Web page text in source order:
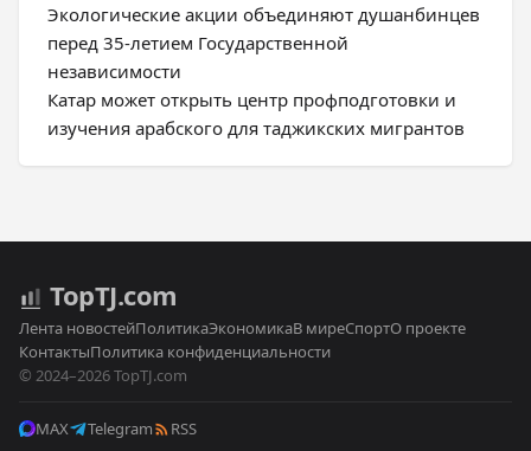
Экологические акции объединяют душанбинцев
перед 35-летием Государственной
независимости
Катар может открыть центр профподготовки и
изучения арабского для таджикских мигрантов
TopTJ.com
Лента новостейПолитикаЭкономикаВ миреСпортО проекте
КонтактыПолитика конфиденциальности
© 2024–2026 TopTJ.com
MAX Telegram RSS